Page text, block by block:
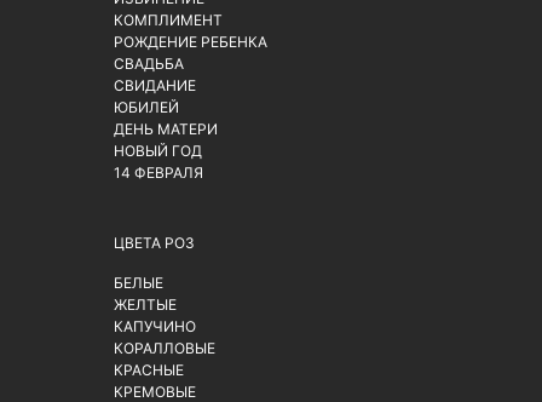
КОМПЛИМЕНТ
РОЖДЕНИЕ РЕБЕНКА
СВАДЬБА
СВИДАНИЕ
ЮБИЛЕЙ
ДЕНЬ МАТЕРИ
НОВЫЙ ГОД
14 ФЕВРАЛЯ
ЦВЕТА РОЗ
БЕЛЫЕ
ЖЕЛТЫЕ
КАПУЧИНО
КОРАЛЛОВЫЕ
КРАСНЫЕ
КРЕМОВЫЕ